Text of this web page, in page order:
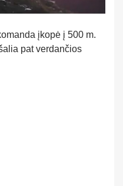
įkopė į 500 m.
pat verdančios